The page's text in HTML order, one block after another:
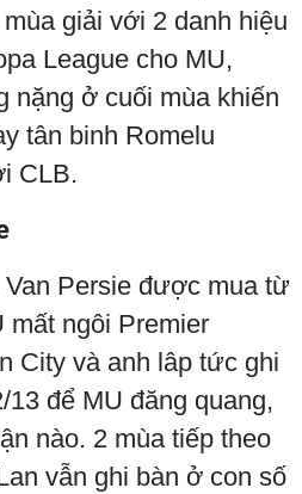
giải với 2 danh hiệu
League cho MU,
nặng ở cuối mùa khiến
tân binh Romelu
CLB.
Persie được mua từ
mất ngôi Premier
City và anh lâp tức ghi
để MU đăng quang,
nào. 2 mùa tiếp theo
vẫn ghi bàn ở con số